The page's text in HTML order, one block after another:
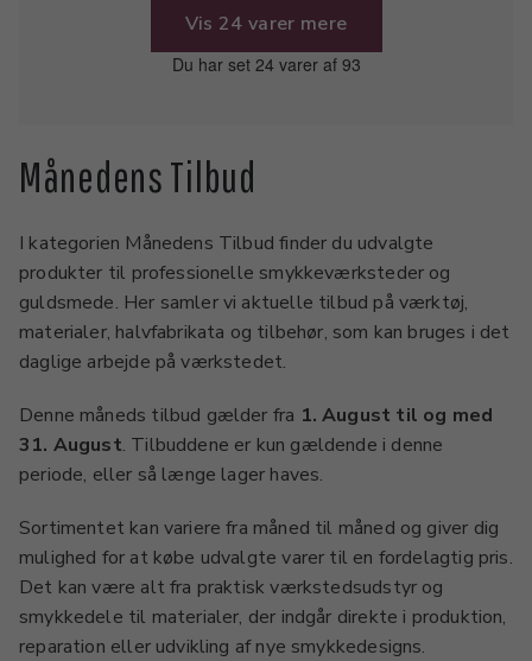
Vis 24 varer mere
Du har set 24 varer af 93
Månedens Tilbud
I kategorien Månedens Tilbud finder du udvalgte
produkter til professionelle smykkeværksteder og
guldsmede. Her samler vi aktuelle tilbud på værktøj,
materialer, halvfabrikata og tilbehør, som kan bruges i det
daglige arbejde på værkstedet.
Denne måneds tilbud gælder fra 1. August til og med
31. August. Tilbuddene er kun gældende i denne
periode, eller så længe lager haves.
Sortimentet kan variere fra måned til måned og giver dig
mulighed for at købe udvalgte varer til en fordelagtig pris.
Det kan være alt fra praktisk værkstedsudstyr og
smykkedele til materialer, der indgår direkte i produktion,
reparation eller udvikling af nye smykkedesigns.